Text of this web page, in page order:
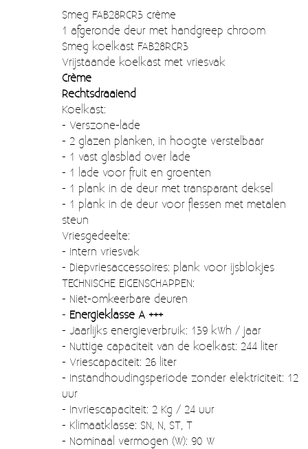
Smeg 50s klein elektro
Afvalemmers
Emaille
Moccamaster (De beste kop koffie sinds 1968)
Vintage
EINDE REEKSEN
Smeg FAB28RCR3 crème
1 afgeronde deur met handgreep chroom
Smeg koelkast FAB28RCR3
Vrijstaande koelkast met vriesvak
Crème
Rechtsdraaiend
Koelkast:
- Verszone-lade
- 2 glazen planken, in hoogte verstelbaar
- 1 vast glasblad over lade
- 1 lade voor fruit en groenten
- 1 plank in de deur met transparant deksel
- 1 plank in de deur voor flessen met metalen
steun
Vriesgedeelte:
- Intern vriesvak
- Diepvriesaccessoires: plank voor ijsblokjes
TECHNISCHE EIGENSCHAPPEN:
- Niet-omkeerbare deuren
- Energieklasse A +++
- Jaarlijks energieverbruik: 139 kWh / jaar
- Nuttige capaciteit van de koelkast: 244 liter
- Vriescapaciteit: 26 liter
- Instandhoudingsperiode zonder elektriciteit: 12
uur
- Invriescapaciteit: 2 Kg / 24 uur
- Klimaatklasse: SN, N, ST, T
- Nominaal vermogen (W): 90 W